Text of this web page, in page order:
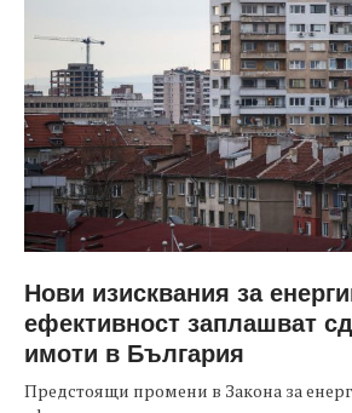
Нови изисквания за
ефективност заплашват
имоти в България
Предстоящи промени в Закона за